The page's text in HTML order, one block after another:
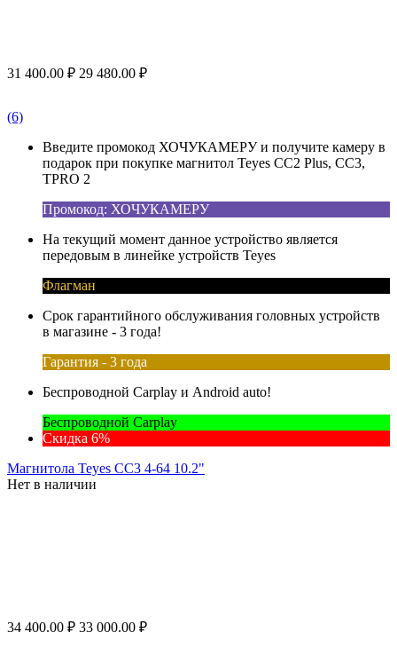
31 400.00 ₽ 29 480.00 ₽
(6)
Введите промокод ХОЧУКАМЕРУ и получите камеру в
подарок при покупке магнитол Teyes CC2 Plus, CC3,
TPRO 2
Промокод: ХОЧУКАМЕРУ
На текущий момент данное устройство является
передовым в линейке устройств Teyes
Флагман
Срок гарантийного обслуживания головных устройств
в магазине - 3 года!
Гарантия - 3 года
Беспроводной Carplay и Android auto!
Беспроводной Carplay
Скидка 6%
Магнитола Teyes CC3 4-64 10.2"
Нет в наличии
34 400.00 ₽ 33 000.00 ₽